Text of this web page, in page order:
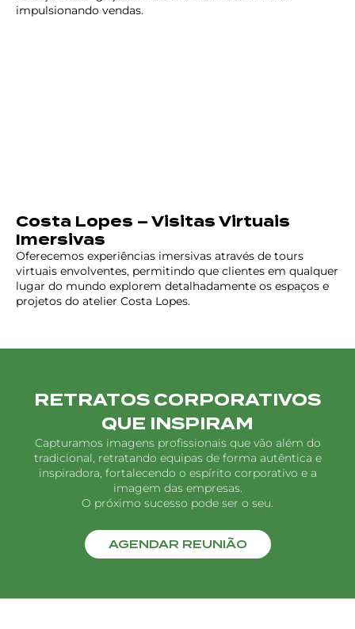
impulsionando vendas.
Costa Lopes – Visitas Virtuais
Imersivas
Oferecemos experiências imersivas através de tours
virtuais envolventes, permitindo que clientes em qualquer
lugar do mundo explorem detalhadamente os espaços e
projetos do atelier Costa Lopes.
RETRATOS CORPORATIVOS
QUE INSPIRAM
Capturamos imagens profissionais que vão além do
tradicional, retratando equipas de forma autêntica e
inspiradora, fortalecendo o espírito corporativo e a
imagem das empresas.
O próximo sucesso pode ser o seu.
AGENDAR REUNIÃO